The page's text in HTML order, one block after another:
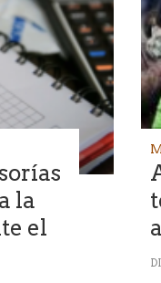
la
el